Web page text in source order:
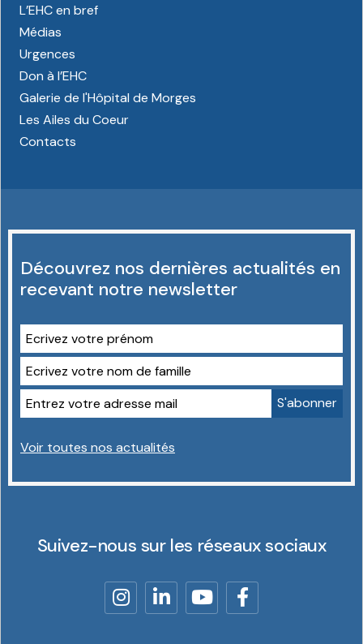
L’EHC en bref
Médias
Urgences
Don à l’EHC
Galerie de l'Hôpital de Morges
Les Ailes du Coeur
Contacts
Découvrez nos dernières actualités en
recevant notre newsletter
Voir toutes nos actualités
Suivez-nous sur les réseaux sociaux